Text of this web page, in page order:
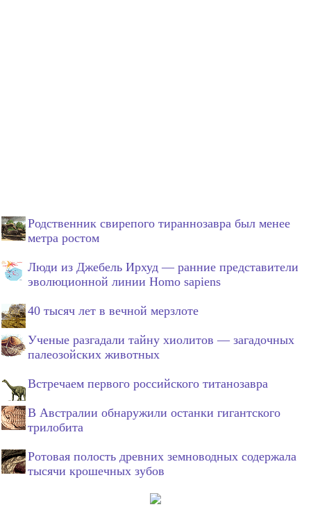
Родственник свирепого тираннозавра был менее
метра ростом
Люди из Джебель Ирхуд — ранние представители
эволюционной линии Homo sapiens
40 тысяч лет в вечной мерзлоте
Ученые разгадали тайну хиолитов — загадочных
палеозойских животных
Встречаем первого российского титанозавра
В Австралии обнаружили останки гигантского
трилобита
Ротовая полость древних земноводных содержала
тысячи крошечных зубов